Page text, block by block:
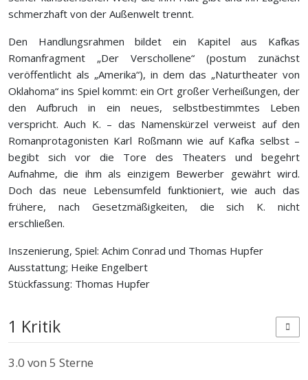
schmerzhaft von der Außenwelt trennt.
Den Handlungsrahmen bildet ein Kapitel aus Kafkas
Romanfragment „Der Verschollene“ (postum zunächst
veröffentlicht als „Amerika“), in dem das „Naturtheater von
Oklahoma“ ins Spiel kommt: ein Ort großer Verheißungen, der
den Aufbruch in ein neues, selbstbestimmtes Leben
verspricht. Auch K. – das Namenskürzel verweist auf den
Romanprotagonisten Karl Roßmann wie auf Kafka selbst –
begibt sich vor die Tore des Theaters und begehrt
Aufnahme, die ihm als einzigem Bewerber gewährt wird.
Doch das neue Lebensumfeld funktioniert, wie auch das
frühere, nach Gesetzmäßigkeiten, die sich K. nicht
erschließen.
Inszenierung, Spiel: Achim Conrad und Thomas Hupfer
Ausstattung; Heike Engelbert
Stückfassung: Thomas Hupfer
1 Kritik
3.0 von 5 Sterne